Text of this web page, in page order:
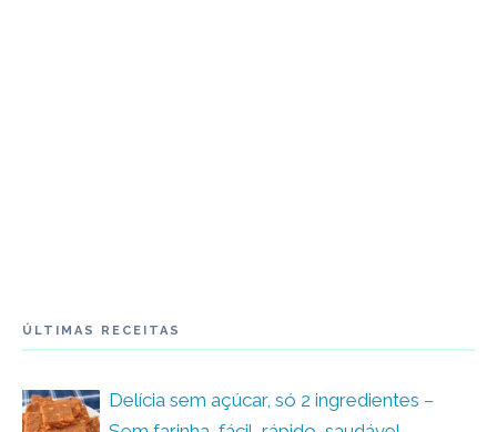
ÚLTIMAS RECEITAS
Delícia sem açúcar, só 2 ingredientes –